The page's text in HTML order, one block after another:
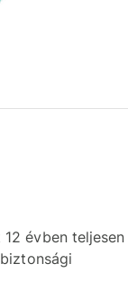
évben teljesen